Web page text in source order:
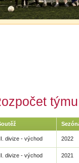
divize - východ 2022
divize - východ 2021